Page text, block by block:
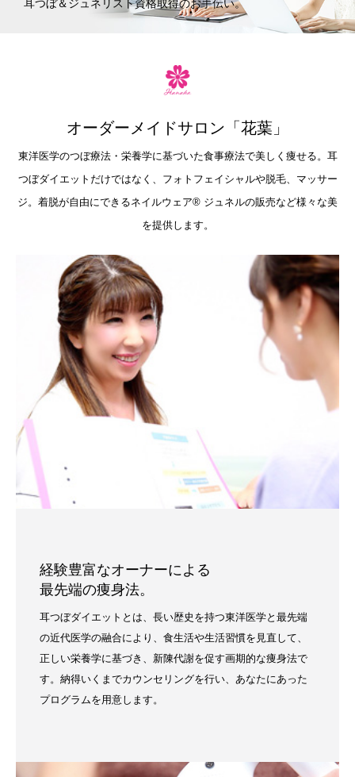
耳つぼ＆ジュネリスト資格取得のお手伝い。
オーダーメイドサロン「花葉」
東洋医学のつぼ療法・栄養学に基づいた食事療法で美しく痩せる。耳
つぼダイエットだけではなく、フォトフェイシャルや脱毛、マッサー
ジ。着脱が自由にできるネイルウェア®︎ ジュネルの販売など様々な美
を提供します。
経験豊富なオーナーによる
最先端の痩身法。
耳つぼダイエットとは、長い歴史を持つ東洋医学と最先端
の近代医学の融合により、食生活や生活習慣を見直して、
正しい栄養学に基づき、新陳代謝を促す画期的な痩身法で
す。納得いくまでカウンセリングを行い、あなたにあった
プログラムを用意します。